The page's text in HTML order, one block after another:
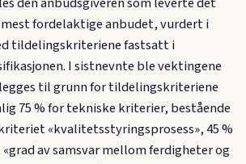
fordelaktige anbudet, vurdert i
tildelingskriteriene fastsatt i
I sistnevnte ble vektingene
til grunn for tildelingskriteriene
75 % for tekniske kriterier, bestående
«kvalitetsstyringsprosess», 45 %
av samsvar mellom ferdigheter og